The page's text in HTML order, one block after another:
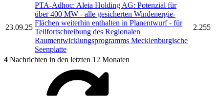
23.09.25
PTA-Adhoc: Aleia Holding AG: Potenzial für
über 400 MW - alle gesicherten Windenergie-
Flächen weiterhin enthalten in Planentwurf - für
Teilfortschreibung des Regionalen
Raumentwicklungsprogramms Mecklenburgische
Seenplatte
2.255
4 Nachrichten in den letzten 12 Monaten